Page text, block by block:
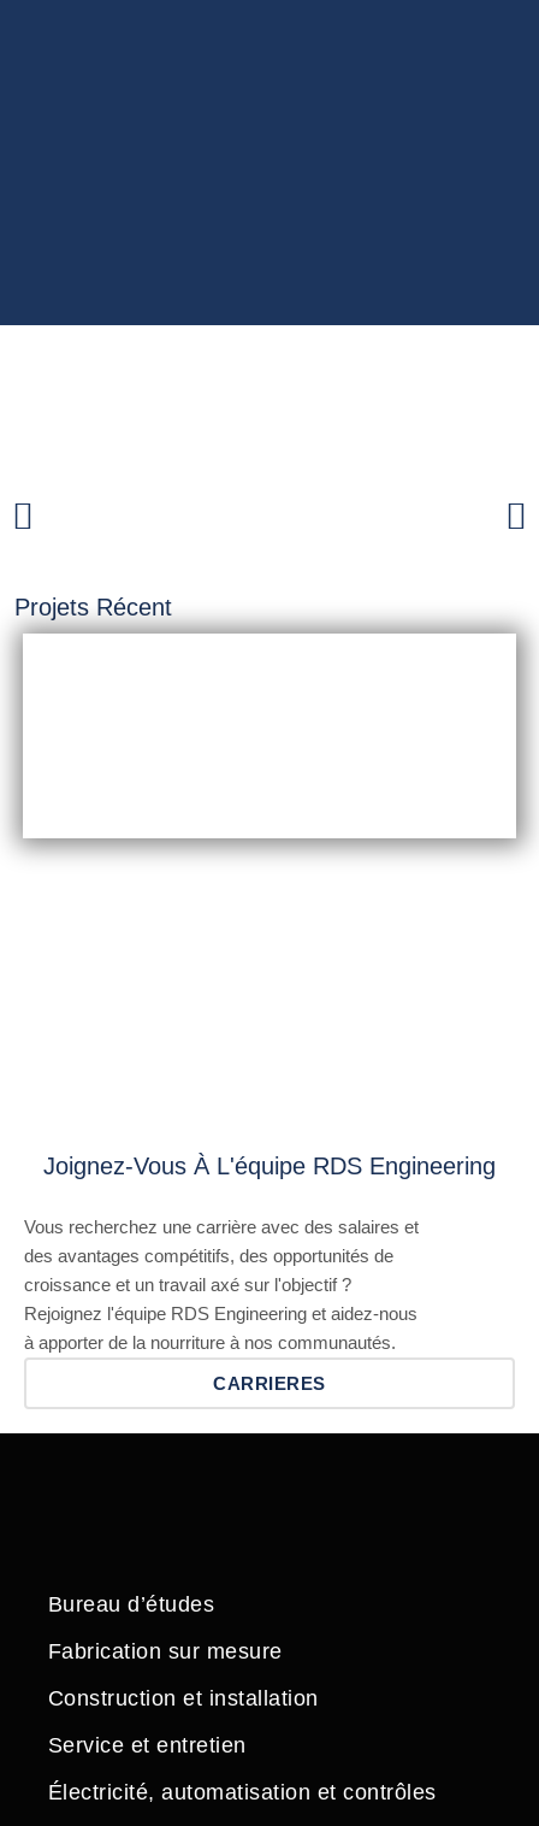
Projets Récent
Joignez-Vous À L'équipe RDS Engineering
Vous recherchez une carrière avec des salaires et
des avantages compétitifs, des opportunités de
croissance et un travail axé sur l'objectif ?
Rejoignez l'équipe RDS Engineering et aidez-nous
à apporter de la nourriture à nos communautés.
CARRIERES
Bureau d’études
Fabrication sur mesure
Construction et installation
Service et entretien
Électricité, automatisation et contrôles